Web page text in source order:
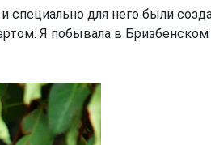
специально для него были
Я побывала в